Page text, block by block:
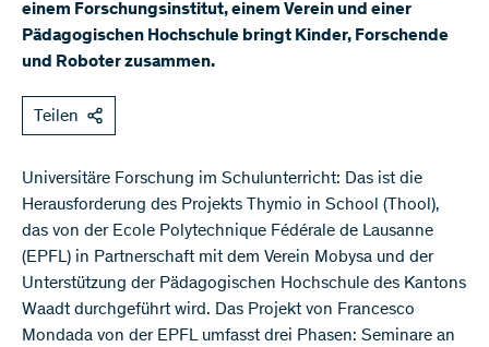
einem Forschungsinstitut, einem Verein und einer
Pädagogischen Hochschule bringt Kinder, Forschende
und Roboter zusammen.
Teilen
Universitäre Forschung im Schulunterricht: Das ist die
Herausforderung des Projekts Thymio in School (Thool),
das von der Ecole Polytechnique Fédérale de Lausanne
(EPFL) in Partnerschaft mit dem Verein Mobysa und der
Unterstützung der Pädagogischen Hochschule des Kantons
Waadt durchgeführt wird. Das Projekt von Francesco
Mondada von der EPFL umfasst drei Phasen: Seminare an